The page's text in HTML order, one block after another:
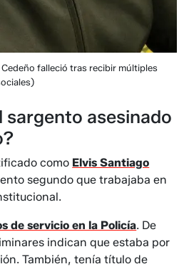
falleció tras recibir múltiples
sargento asesinado
como Elvis Santiago
segundo que trabajaba en
de servicio en la Policía. De
indican que estaba por
También, tenía título de